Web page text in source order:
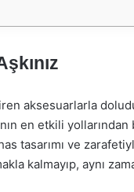
aksesuarlarla
en etkili
tasarımı ve
kalmayıp, aynı